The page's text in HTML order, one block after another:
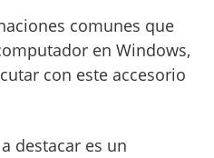
comunes que
en Windows,
con este accesorio
destacar es un